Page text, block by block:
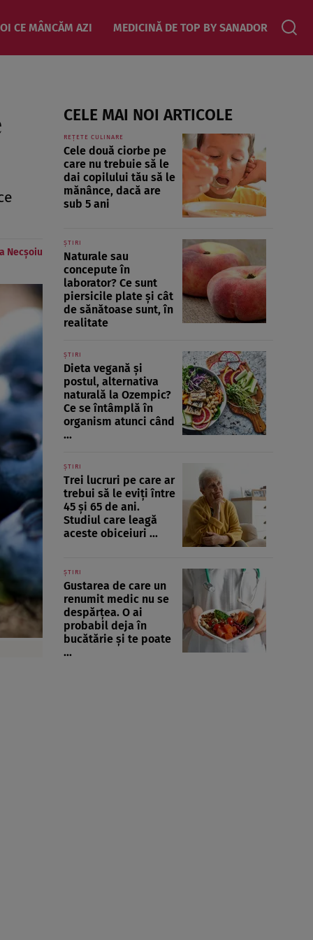
CE MÂNCĂM AZI MEDICINĂ DE TOP BY SANADOR
Necșoiu
CELE MAI NOI ARTICOLE
REȚETE CULINARE
Cele două ciorbe pe
care nu trebuie să le
dai copilului tău să le
mănânce, dacă are
sub 5 ani
ȘTIRI
Naturale sau
concepute în
laborator? Ce sunt
piersicile plate și cât
de sănătoase sunt, în
realitate
ȘTIRI
Dieta vegană și
postul, alternativa
naturală la Ozempic?
Ce se întâmplă în
organism atunci când
...
ȘTIRI
Trei lucruri pe care ar
trebui să le eviți între
45 și 65 de ani.
Studiul care leagă
aceste obiceiuri ...
ȘTIRI
Gustarea de care un
renumit medic nu se
despărțea. O ai
probabil deja în
bucătărie și te poate
...